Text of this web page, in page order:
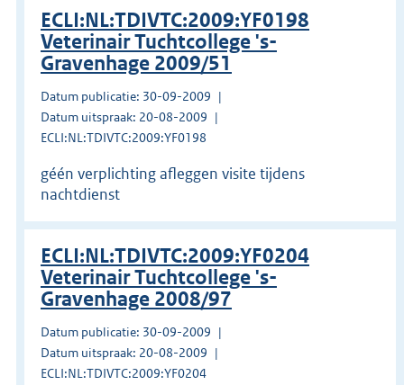
ECLI:NL:TDIVTC:2009:YF0198
Veterinair Tuchtcollege 's-
Gravenhage 2009/51
Datum publicatie: 30-09-2009
Datum uitspraak: 20-08-2009
ECLI:NL:TDIVTC:2009:YF0198
géén verplichting afleggen visite tijdens
nachtdienst
ECLI:NL:TDIVTC:2009:YF0204
Veterinair Tuchtcollege 's-
Gravenhage 2008/97
Datum publicatie: 30-09-2009
Datum uitspraak: 20-08-2009
ECLI:NL:TDIVTC:2009:YF0204